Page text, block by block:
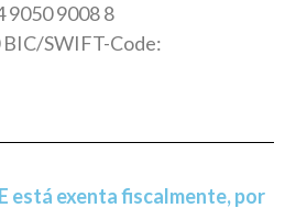
9050 9008 8
SWIFT-Code:
está exenta fiscalmente, por